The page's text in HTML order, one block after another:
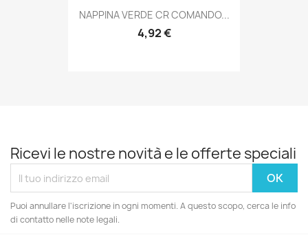
Anteprima
NAPPINA VERDE CR COMANDO...
4,92 €
Ricevi le nostre novità e le offerte speciali
Puoi annullare l'iscrizione in ogni momenti. A questo scopo, cerca le info
di contatto nelle note legali.